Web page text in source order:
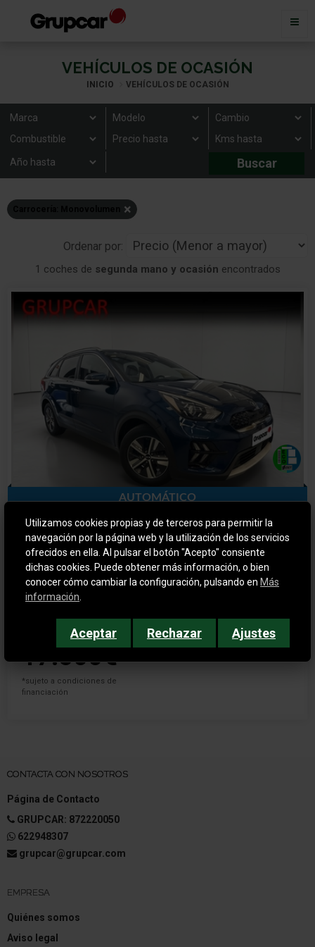
VEHÍCULOS DE OCASIÓN
INICIO VEHÍCULOS DE OCASIÓN
×
Ordenar por:
1 coches de segunda mano y ocasión encontrados
AUTOMÁTICO
KIA NIRO
DRIVE
2020 Híbrido
60.784 km
Precio financiado
17.500€
*sujeto a condiciones de
financiación
Precio al contado
18.500€
CONTACTA CON NOSOTROS
Página de Contacto
GRUPCAR: 872220050
622948307
grupcar@grupcar.com
EMPRESA
Quiénes somos
Aviso legal
Utilizamos cookies propias y de terceros para permitir la
navegación por la página web y la utilización de los servicios
ofrecidos en ella. Al pulsar el botón "Acepto" consiente
dichas cookies. Puede obtener más información, o bien
conocer cómo cambiar la configuración, pulsando en Más
información
Aceptar Rechazar Ajustes